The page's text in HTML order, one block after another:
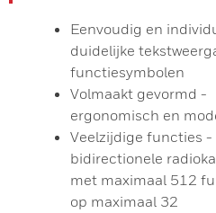
Eenvoudig en
duidelijke
functiesymbolen
Volmaakt gevormd -
ergonomisch en
Veelzijdige functies -
bidirectionele
met maximaal 512
op maximaal 32